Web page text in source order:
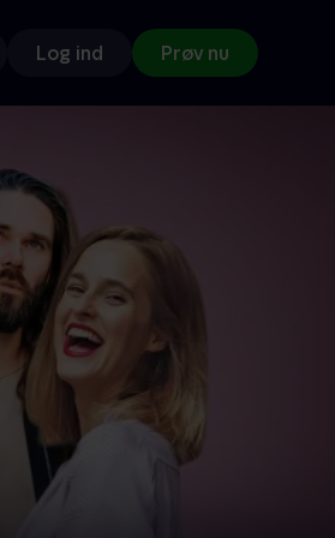
Log ind Prøv nu